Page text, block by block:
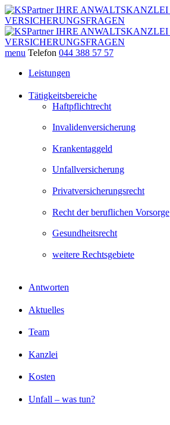
menu Telefon 044 388 57 57
Leistungen
Tätigkeitsbereiche
Haftpflichtrecht
Invalidenversicherung
Krankentaggeld
Unfallversicherung
Privatversicherungsrecht
Recht der beruflichen Vorsorge
Gesundheitsrecht
weitere Rechtsgebiete
Antworten
Aktuelles
Team
Kanzlei
Kosten
Unfall – was tun?